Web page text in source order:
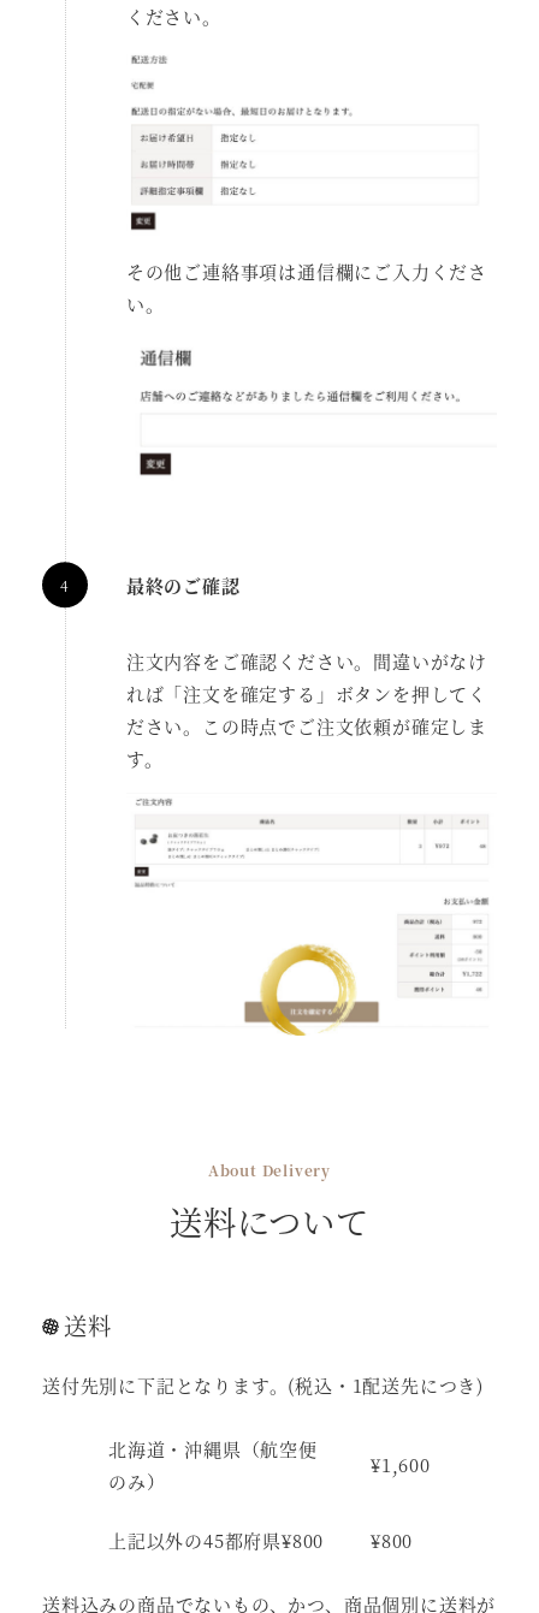
ください。
その他ご連絡事項は通信欄にご入力くださ
い。
最終のご確認
注文内容をご確認ください。間違いがなけ
れば「注文を確定する」ボタンを押してく
ださい。この時点でご注文依頼が確定しま
す。
About Delivery
送料について
送料
送付先別に下記となります。(税込・1配送先につき)
北海道・沖縄県（航空便
のみ）
¥1,600
上記以外の45都府県¥800 ¥800
送料込みの商品でないもの、かつ、商品個別に送料が